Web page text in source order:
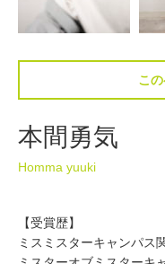
こ
本間勇気
Homma yuuki
【受賞歴】
ミスミスターキャンパス